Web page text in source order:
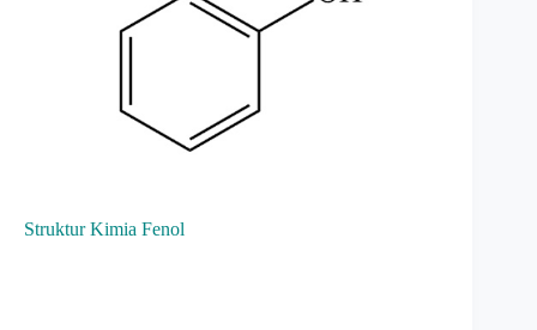
Struktur Kimia Fenol